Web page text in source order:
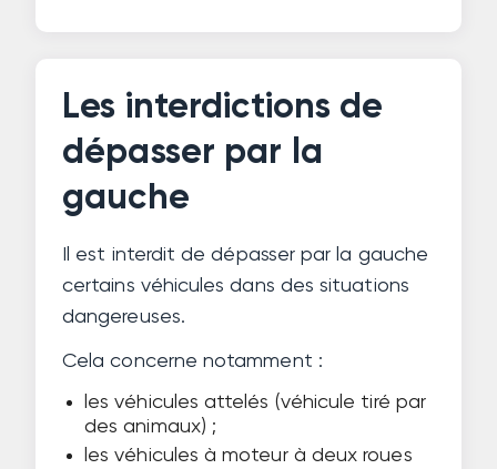
Les interdictions de
dépasser par la
gauche
Il est interdit de dépasser par la gauche
certains véhicules dans des situations
dangereuses.
Cela concerne notamment :
les véhicules attelés (véhicule tiré par
des animaux) ;
les véhicules à moteur à deux roues